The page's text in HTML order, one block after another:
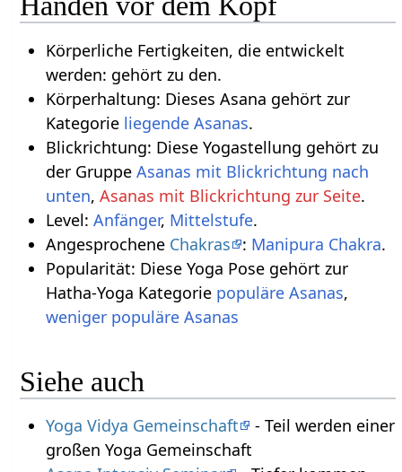
Körperliche Fertigkeiten, die entwickelt
werden: gehört zu den.
Körperhaltung: Dieses Asana gehört zur
Kategorie liegende Asanas.
Blickrichtung: Diese Yogastellung gehört zu
der Gruppe Asanas mit Blickrichtung nach
unten, Asanas mit Blickrichtung zur Seite.
Level: Anfänger, Mittelstufe.
Angesprochene Chakras : Manipura Chakra.
Popularität: Diese Yoga Pose gehört zur
Hatha-Yoga Kategorie populäre Asanas,
weniger populäre Asanas
Siehe auch
Yoga Vidya Gemeinschaft
- Teil werden einer
großen Yoga Gemeinschaft